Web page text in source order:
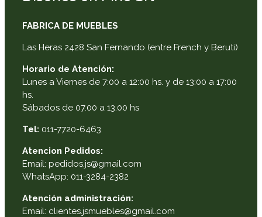
FABRICA DE MUEBLES
Las Heras 2428 San Fernando (entre French y Beruti)
Horario de Atención:
Lunes a Viernes de 7:00 a 12:00 hs. y de 13:00 a 17:00
hs.
Sábados de 07.00 a 13.00 hs
Tel: 011-7720-6463
Atencion Pedidos:
Email: pedidos.js@gmail.com
WhatsApp: 011-3284-2382
Atención administración:
Email: clientes.jsmuebles@gmail.com